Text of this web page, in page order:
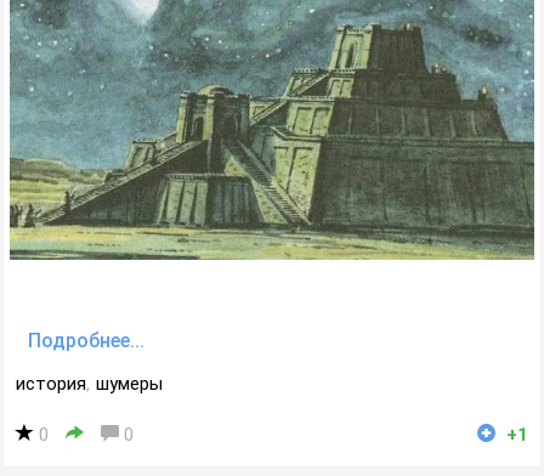
Подробнее...
история, шумеры
0 0 +1